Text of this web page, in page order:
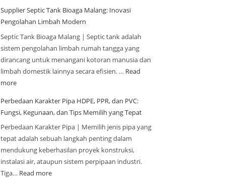
Supplier Septic Tank Bioaga Malang: Inovasi
Pengolahan Limbah Modern
Septic Tank Bioaga Malang | Septic tank adalah
sistem pengolahan limbah rumah tangga yang
dirancang untuk menangani kotoran manusia dan
limbah domestik lainnya secara efisien. … Read
more
Perbedaan Karakter Pipa HDPE, PPR, dan PVC:
Fungsi, Kegunaan, dan Tips Memilih yang Tepat
Perbedaan Karakter Pipa | Memilih jenis pipa yang
tepat adalah sebuah langkah penting dalam
mendukung keberhasilan proyek konstruksi,
instalasi air, ataupun sistem perpipaan industri.
Tiga… Read more